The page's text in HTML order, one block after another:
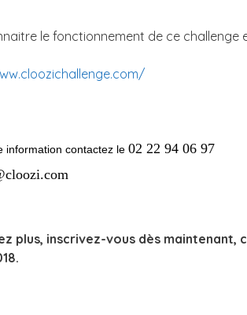
le fonctionnement de ce challenge
information contactez le 02 22 94 06 97
plus, inscrivez-vous dès maintenant,